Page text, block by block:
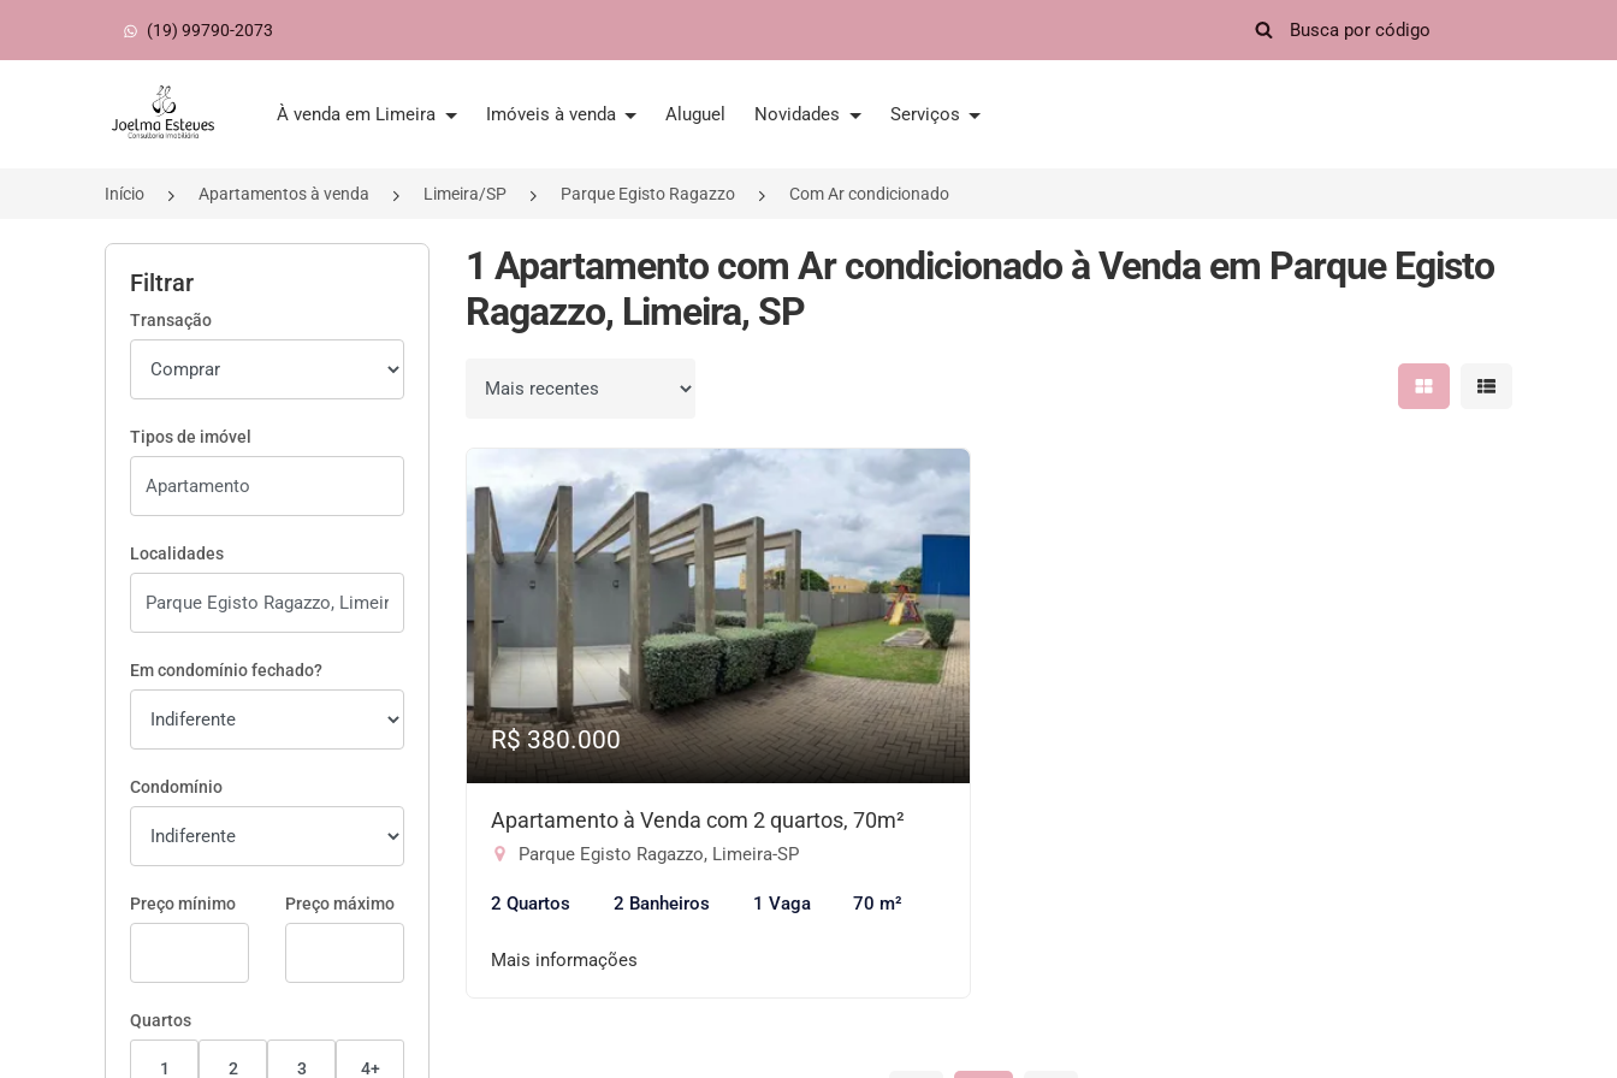
(19) 99790-2073
Página inicial
À venda em Limeira Imóveis à venda Aluguel Novidades Serviços
Início Apartamentos à venda Limeira/SP Parque Egisto Ragazzo Com Ar condicionado
Filtrar
Transação
Tipos de imóvel
Localidades
Em condomínio fechado?
Condomínio
Preço mínimo Preço máximo
Quartos
1 2 3 4+
1 Apartamento com Ar condicionado à Venda em Parque Egisto
Ragazzo, Limeira, SP
Ordenar por Mostrar resultados em
Mostrar
R$ 380.000
Apartamento à Venda com 2 quartos, 70m²
Parque Egisto Ragazzo, Limeira-SP
2 Quartos 2 Banheiros 1 Vaga 70 m²
Mais informações